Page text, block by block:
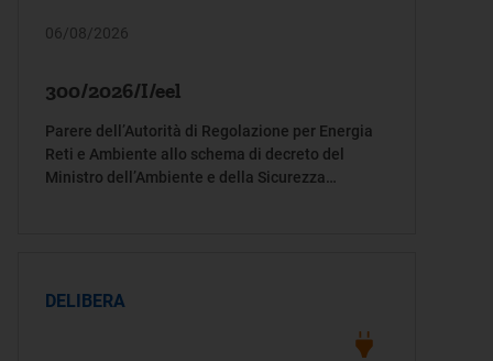
06/08/2026
300/2026/I/eel
Parere dell’Autorità di Regolazione per Energia
Reti e Ambiente allo schema di decreto del
Ministro dell’Ambiente e della Sicurezza
DELIBERA